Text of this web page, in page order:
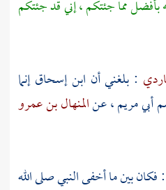
مما جئتكم ، إني قد جئتكم
: بلغني أن ابن إسحاقإنما
أبي مريم ،عنالمنهال بن عمرو
: فكان بين ما أخفى النبي صلى الله